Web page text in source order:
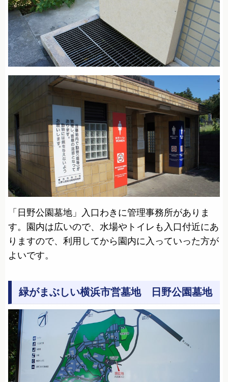
「日野公園墓地」入口わきに管理事務所がありま
す。園内は広いので、水場やトイレも入口付近にあ
りますので、利用してから園内に入っていった方が
よいです。
緑がまぶしい横浜市営墓地 日野公園墓地